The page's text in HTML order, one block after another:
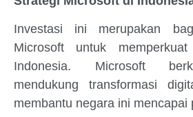
Investasi ini merupakan
Microsoft untuk
Indonesia. Microsoft
mendukung transformasi
membantu negara ini mencapai